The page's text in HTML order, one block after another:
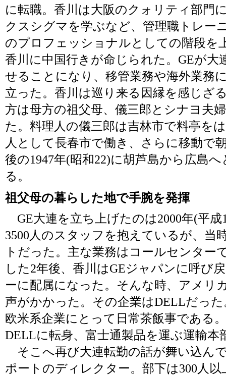
に転職。香川は大阪のクォリティ部門
クスシグマを学ぶなど、管理職トレー
のプロフェッショナルとしての階段を
香川に中国行きが命じられた。GEが大
せることになり、移管業務や海外業務
立った。香川は巡り来る因縁を感じざ
方は母方の祖父母、儀三郎とシナヨ夫
た。料理人の儀三郎は吉林市で料亭を
人として長春市で働き、さらに移動で
後の1947年(昭和22)に胡芦島から広島
る。
祖父母の暮らした地で手腕を発揮
GE大連を立ち上げたのは2000年(平成
3500人のスタッフを抱えているが、当
トだった。主な業務はコールセンター
した2年後、香川はGEジャパンに呼び
ーに配属になった。そんな時、アメリ
声がかかった。その企業はDELLだっ
欧米系企業にとって日常茶飯事である
DELLに転身、富士通製品を運ぶ運輸本
そこへ再び大連転勤の話が舞い込ん
ポートのディレクター。部下は300人